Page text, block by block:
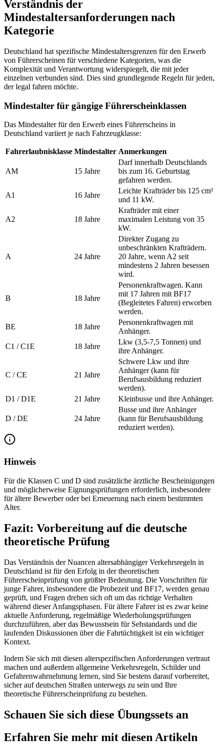
Verständnis der
Mindestaltersanforderungen nach
Kategorie
Deutschland hat spezifische Mindestaltersgrenzen für den Erwerb
von Führerscheinen für verschiedene Kategorien, was die
Komplexität und Verantwortung widerspiegelt, die mit jeder
einzelnen verbunden sind. Dies sind grundlegende Regeln für jeden,
der legal fahren möchte.
Mindestalter für gängige Führerscheinklassen
Das Mindestalter für den Erwerb eines Führerscheins in
Deutschland variiert je nach Fahrzeugklasse:
Fahrerlaubnisklasse Mindestalter Anmerkungen
AM 15 Jahre
Darf innerhalb Deutschlands
bis zum 16. Geburtstag
gefahren werden.
A1
16 Jahre
Leichte Krafträder bis 125 cm³
und 11 kW.
A2 18 Jahre
Krafträder mit einer
maximalen Leistung von 35
kW.
A 24 Jahre
Direkter Zugang zu
unbeschränkten Krafträdern.
20 Jahre, wenn A2 seit
mindestens 2 Jahren besessen
wird.
B 18 Jahre
Personenkraftwagen. Kann
mit 17 Jahren mit BF17
(Begleitetes Fahren) erworben
werden.
BE
18 Jahre
Personenkraftwagen mit
Anhänger.
C1 / C1E
18 Jahre
Lkw (3,5-7,5 Tonnen) und
ihre Anhänger.
C / CE 21 Jahre
Schwere Lkw und ihre
Anhänger (kann für
Berufsausbildung reduziert
werden).
D1 / D1E
21 Jahre Kleinbusse und ihre Anhänger.
D / DE 24 Jahre
Busse und ihre Anhänger
(kann für Berufsausbildung
reduziert werden).
Hinweis
Für die Klassen C und D sind zusätzliche ärztliche Bescheinigungen
und möglicherweise Eignungsprüfungen erforderlich, insbesondere
für ältere Bewerber oder bei Erneuerung nach einem bestimmten
Alter.
Fazit: Vorbereitung auf die deutsche
theoretische Prüfung
Das Verständnis der Nuancen altersabhängiger Verkehrsregeln in
Deutschland ist für den Erfolg in der theoretischen
Führerscheinprüfung von größter Bedeutung. Die Vorschriften für
junge Fahrer, insbesondere die Probezeit und BF17, werden genau
geprüft, und Fragen drehen sich oft um das richtige Verhalten
während dieser Anfangsphasen. Für ältere Fahrer ist es zwar keine
aktuelle Anforderung, regelmäßige Wiederholungsprüfungen
durchzuführen, aber das Bewusstsein für Sehstandards und die
laufenden Diskussionen über die Fahrtüchtigkeit ist ein wichtiger
Kontext.
Indem Sie sich mit diesen alterspezifischen Anforderungen vertraut
machen und außerdem allgemeine Verkehrsregeln, Schilder und
Gefahrenwahrnehmung lernen, sind Sie bestens darauf vorbereitet,
sicher auf deutschen Straßen unterwegs zu sein und Ihre
theoretische Führerscheinprüfung zu bestehen.
Schauen Sie sich diese Übungssets an
Erfahren Sie mehr mit diesen Artikeln